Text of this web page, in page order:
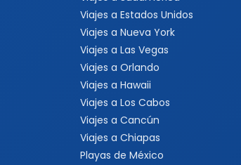
Viajes a Estados Unidos
Viajes a Nueva York
Viajes a Las Vegas
Viajes a Orlando
Viajes a Hawaii
Viajes a Los Cabos
Viajes a Cancún
Viajes a Chiapas
Playas de México